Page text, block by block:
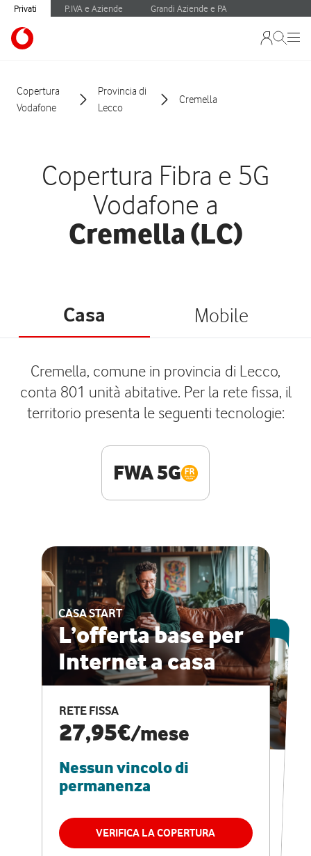
Privati P.IVA e Aziende Grandi Aziende e PA
Copertura
Vodafone
Provincia di
Lecco
Cremella
Copertura Fibra e 5G
Vodafone a
Cremella (LC)
Casa Mobile
Cremella, comune in provincia di Lecco,
conta 801 unità abitative. Per la rete fissa, il
territorio presenta le seguenti tecnologie:
FWA 5G
CASA START
L’offerta base per
Internet a casa
RETE FISSA
27,95€/mese
Nessun vincolo di
permanenza
VERIFICA LA COPERTURA
ESCLUSIVA ONLINE
CASA PRO
Internet veloce e
vantaggi speciali
RETE FISSA + VODAFONE CLUB
29,95€
permanenza